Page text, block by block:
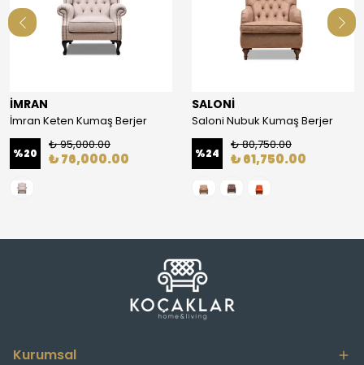
İMRAN
İmran Keten Kumaş Berjer
%20
₺ 95,000.00
₺ 76,000.00
SALONİ
Saloni Nubuk Kumaş Berjer
%24
₺ 80,750.00
₺ 61,750.00
Kurumsal